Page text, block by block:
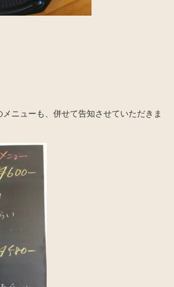
ニューも、併せて告知させていただきま